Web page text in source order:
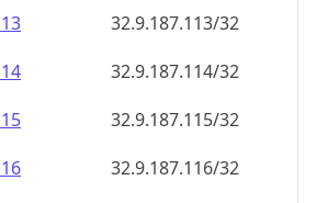
32.9.187.113/32
32.9.187.114/32
32.9.187.115/32
32.9.187.116/32